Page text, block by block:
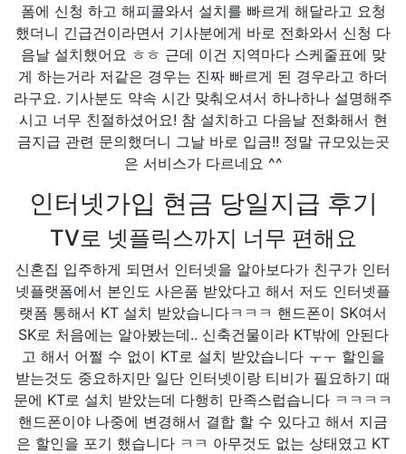
폼에 신청 하고 해피콜와서 설치를 빠르게 해달라고 요청
했더니 긴급건이라면서 기사분에게 바로 전화와서 신청 다
음날 설치했어요 ㅎㅎ 근데 이건 지역마다 스케줄표에 맞
게 하는거라 저같은 경우는 진짜 빠르게 된 경우라고 하더
라구요. 기사분도 약속 시간 맞춰오셔서 하나하나 설명해주
시고 너무 친절하셨어요! 참 설치하고 다음날 전화해서 현
금지급 관련 문의했더니 그날 바로 입금!! 정말 규모있는곳
은 서비스가 다르네요 ^^
인터넷가입 현금 당일지급 후기
TV로 넷플릭스까지 너무 편해요
신혼집 입주하게 되면서 인터넷을 알아보다가 친구가 인터
넷플랫폼에서 본인도 사은품 받았다고 해서 저도 인터넷플
랫폼 통해서 KT 설치 받았습니다ㅋㅋㅋ 핸드폰이 SK여서
SK로 처음에는 알아봤는데.. 신축건물이라 KT밖에 안된다
고 해서 어쩔 수 없이 KT로 설치 받았습니다 ㅜㅜ 할인을
받는것도 중요하지만 일단 인터넷이랑 티비가 필요하기 때
문에 KT로 설치 받았는데 다행히 만족스럽습니다 ㅋㅋㅋㅋ
핸드폰이야 나중에 변경해서 결합 할 수 있다고 해서 지금
은 할인을 포기 했습니다 ㅋㅋ 아무것도 없는 상태였고 KT